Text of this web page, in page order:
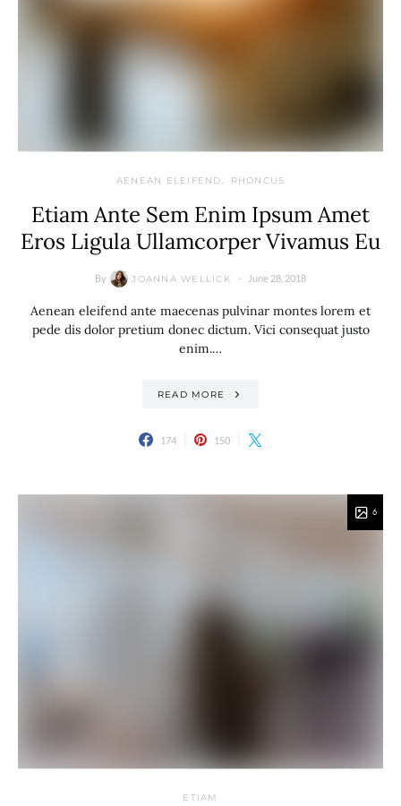
AENEAN ELEIFEND RHONCUS
Etiam Ante Sem Enim Ipsum Amet
Eros Ligula Ullamcorper Vivamus Eu
By JOANNA WELLICK June 28, 2018
Aenean eleifend ante maecenas pulvinar montes lorem et
pede dis dolor pretium donec dictum. Vici consequat justo
enim.…
READ MORE
174 150
6
ETIAM